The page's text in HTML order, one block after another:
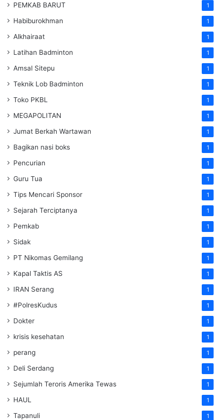
PEMKAB BARUT 1
Habiburokhman 1
Alkhairaat 1
Latihan Badminton 1
Amsal Sitepu 1
Teknik Lob Badminton 1
Toko PKBL 1
MEGAPOLITAN 1
Jumat Berkah Wartawan 1
Bagikan nasi boks 1
Pencurian 1
Guru Tua 1
Tips Mencari Sponsor 1
Sejarah Terciptanya 1
Pemkab 1
Sidak 1
PT Nikomas Gemilang 1
Kapal Taktis AS 1
IRAN Serang 1
#PolresKudus 1
Dokter 1
krisis kesehatan 1
perang 1
Deli Serdang 1
Sejumlah Teroris Amerika Tewas 1
HAUL 1
Tapanuli 1